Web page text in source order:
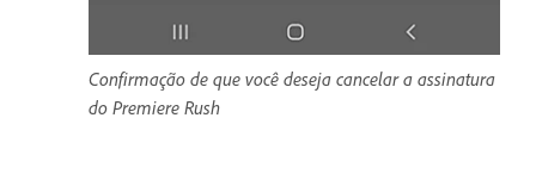
Confirmação de que você deseja cancelar a assinatura
do Premiere Rush